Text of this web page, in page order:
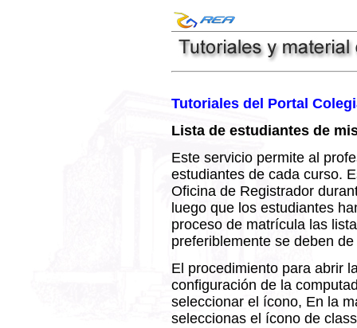
Tutoriales del Portal
Lista de estudiantes de
Este servicio permite al
estudiantes de cada curso.
Oficina de Registrador
luego que los estudiantes
proceso de matrícula las
preferiblemente se deben
El procedimiento para abrir
configuración de la
seleccionar el ícono, En la
seleccionas el ícono de